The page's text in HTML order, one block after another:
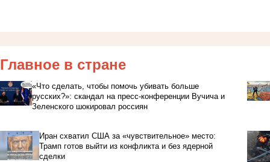
Главное в стране
«Что сделать, чтобы помочь убивать больше
русских?»: скандал на пресс-конференции Вучича и
Зеленского шокировал россиян
Иран схватил США за «чувствительное» место:
Трамп готов выйти из конфликта и без ядерной
сделки